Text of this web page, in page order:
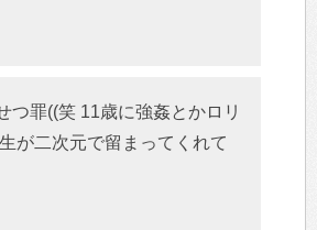
つ罪((笑 11歳に強姦とかロリ
が二次元で留まってくれて